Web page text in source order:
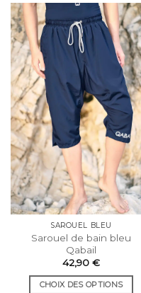
plusieurs
variations.
Les
options
peuvent
être
choisies
sur
la
page
du
produit
SAROUEL BLEU
Sarouel de bain bleu
Qabail
42,90 €
CHOIX DES OPTIONS